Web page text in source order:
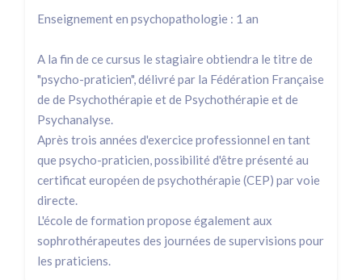
Enseignement en psychopathologie : 1 an
A la fin de ce cursus le stagiaire obtiendra le titre de
"psycho-praticien", délivré par la Fédération Française
de de Psychothérapie et de Psychothérapie et de
Psychanalyse.
Après trois années d'exercice professionnel en tant
que psycho-praticien, possibilité d'être présenté au
certificat européen de psychothérapie (CEP) par voie
directe.
L'école de formation propose également aux
sophrothérapeutes des journées de supervisions pour
les praticiens.